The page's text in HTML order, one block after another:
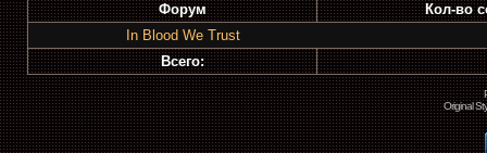
Форум
Кол-во
In Blood We Trust
Всего:
Original